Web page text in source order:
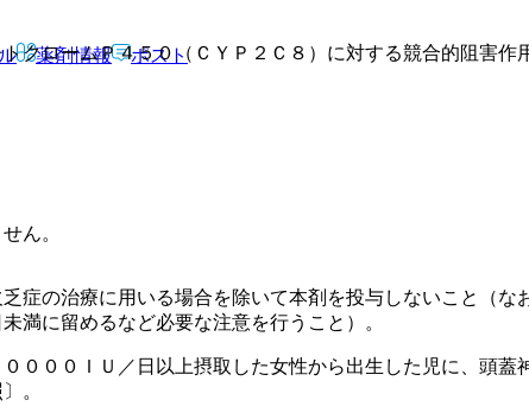
ロームＰ４５０（ＣＹＰ２Ｃ８）に対する競合的阻害作
の治療に用いる場合を除いて本剤を投与しないこと（な
満に留めるなど必要な注意を行うこと）。
０００ＩＵ／日以上摂取した女性から出生した児に、頭
。
薬剤情報 ポスト
ん。